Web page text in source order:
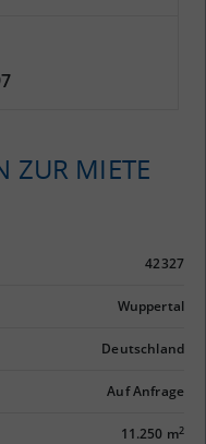
ZUR MIETE
42327
Wuppertal
Deutschland
Auf Anfrage
11.250 m2